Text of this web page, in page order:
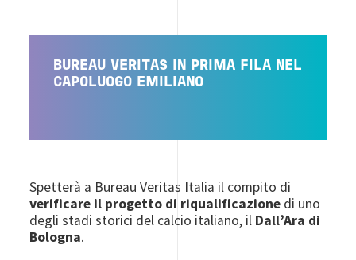
BUREAU VERITAS IN PRIMA FILA NEL
CAPOLUOGO EMILIANO
Spetterà a Bureau Veritas Italia il compito di
verificare il progetto di riqualificazione di uno
degli stadi storici del calcio italiano, il Dall’Ara di
Bologna.